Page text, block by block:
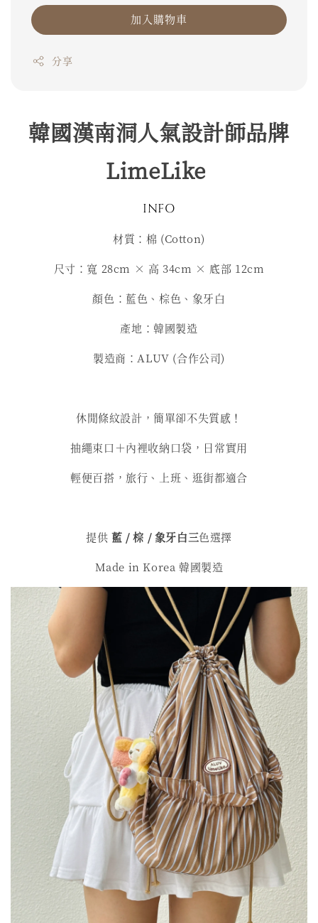
加入購物車
分享
韓國漢南洞人氣設計師品牌
LimeLike
INFO
材質：棉 (Cotton)
尺寸：寬 28cm × 高 34cm × 底部 12cm
顏色：藍色、棕色、象牙白
產地：韓國製造
製造商：ALUV (合作公司)
休閒條紋設計，簡單卻不失質感！
抽繩束口＋內裡收納口袋，日常實用
輕便百搭，旅行、上班、逛街都適合
提供 藍 / 棕 / 象牙白三色選擇
Made in Korea 韓國製造